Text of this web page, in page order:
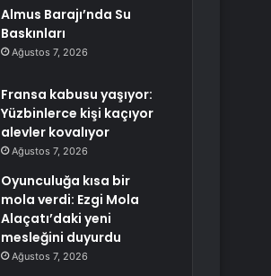
Almus Barajı’nda Su
Baskınları
Ağustos 7, 2026
Fransa kabusu yaşıyor:
Yüzbinlerce kişi kaçıyor
alevler kovalıyor
Ağustos 7, 2026
Oyunculuğa kısa bir
mola verdi: Ezgi Mola
Alaçatı’daki yeni
mesleğini duyurdu
Ağustos 7, 2026